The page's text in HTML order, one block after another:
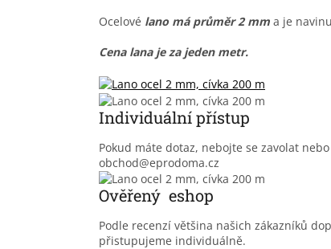
Ocelové lano má průměr 2 mm a je
Cena lana je za jeden metr.
Individuální přístup
Pokud máte dotaz, nebojte se zavolat
obchod@eprodoma.cz
Ověřený eshop
Podle recenzí většina našich zákazníků
přistupujeme individuálně.